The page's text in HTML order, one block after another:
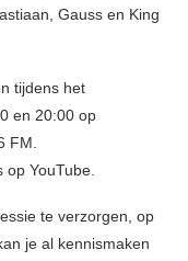
Gauss en King
tijdens het
en 20:00 op
FM.
YouTube.
te verzorgen, op
je al kennismaken